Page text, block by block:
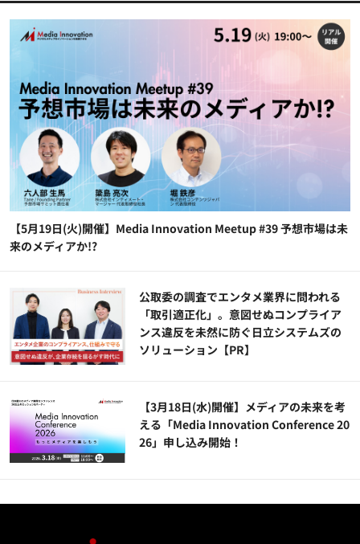
【5月19日(火)開催】Media Innovation Meetup #39 予想市場は未
来のメディアか!?
公​​取委の調査でエンタメ業界に問われる
「取引適正化」。意図せぬコンプライア
ンス違反を未然に防ぐ日立システムズの
ソリューション​【PR】
【3月18日(水)開催】メディアの未来を考
える「Media Innovation Conference 20
26」申し込み開始！